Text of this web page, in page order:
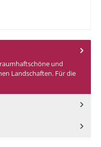
und
Landschaften. Für die